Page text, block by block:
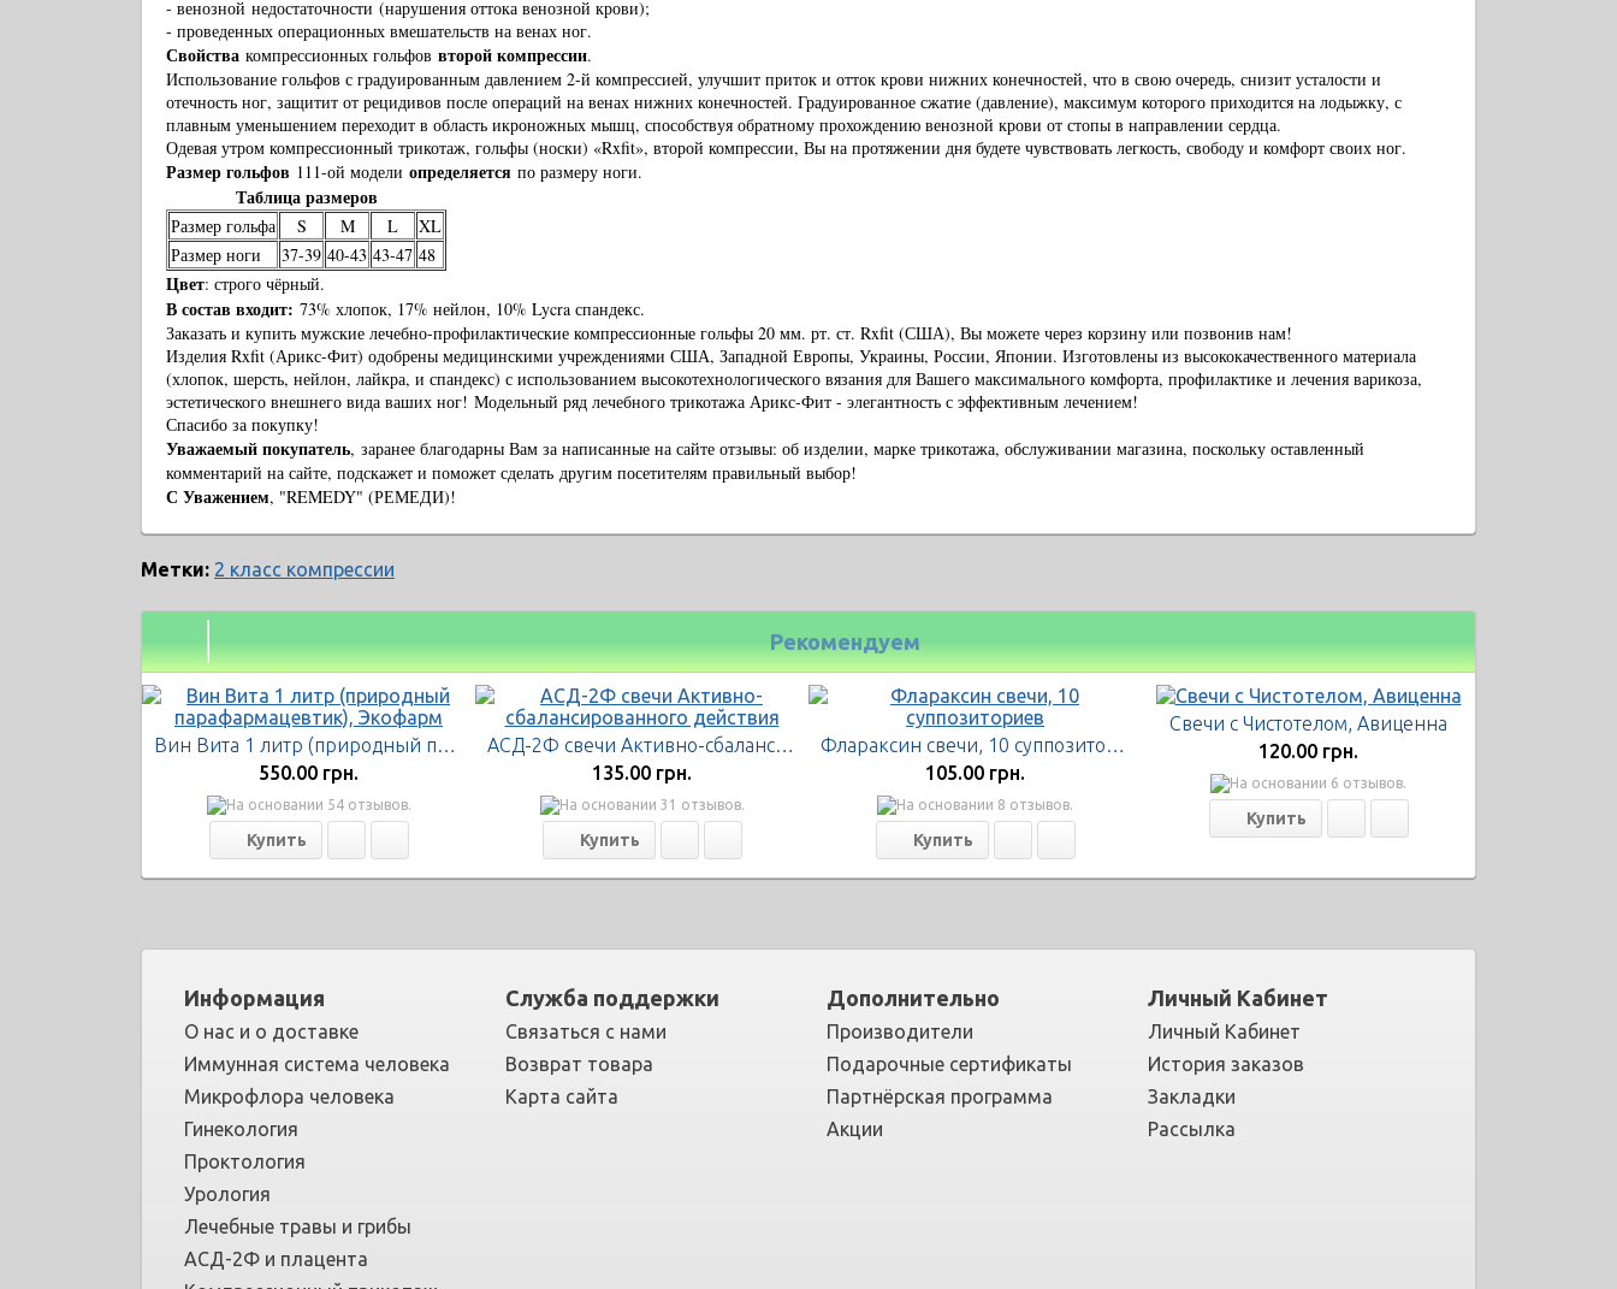
- венозной недостаточности (нарушения оттока венозной крови);
- проведенных операционных вмешательств на венах ног.
Свойства компрессионных гольфов второй компрессии.
Использование гольфов с градуированным давлением 2-й компрессией, улучшит приток и отток крови нижних конечностей, что в свою очередь, снизит усталости и
отечность ног, защитит от рецидивов после операций на венах нижних конечностей. Градуированное сжатие (давление), максимум которого приходится на лодыжку, с
плавным уменьшением переходит в область икроножных мышц, способствуя обратному прохождению венозной крови от стопы в направлении сердца.
Одевая утром компрессионный трикотаж, гольфы (носки) «Rxfit», второй компрессии, Вы на протяжении дня будете чувствовать легкость, свободу и комфорт своих ног.
Размер гольфов 111-ой модели определяется по размеру ноги.
Таблица размеров
Размер гольфа S M L
XL
Размер ноги
37-39 40-43 43-47 48
Цвет: строго чёрный.
В состав входит: 73% хлопок, 17% нейлон, 10% Lycra спандекс.
Заказать и купить мужские лечебно-профилактические компрессионные гольфы 20 мм. рт. ст. Rxfit (США), Вы можете через корзину или позвонив нам!
Изделия Rxfit (Арикс-Фит) одобрены медицинскими учреждениями США, Западной Европы, Украины, России, Японии. Изготовлены из высококачественного материала
(хлопок, шерсть, нейлон, лайкра, и спандекс) с использованием высокотехнологического вязания для Вашего максимального комфорта, профилактике и лечения варикоза,
эстетического внешнего вида ваших ног! Модельный ряд лечебного трикотажа Арикс-Фит - элегантность с эффективным лечением!
Спасибо за покупку!
Уважаемый покупатель, заранее благодарны Вам за написанные на сайте отзывы: об изделии, марке трикотажа, обслуживании магазина, поскольку оставленный
комментарий на сайте, подскажет и поможет сделать другим посетителям правильный выбор!
С Уважением, "REMEDY" (РЕМЕДИ)!
Метки: 2 класс компрессии
Рекомендуем
Вин Вита 1 литр (природный парафармацевтик), Экофарм
550.00 грн.
АСД-2Ф свечи Активно-сбалансированного действия
135.00 грн.
Флараксин свечи, 10 суппозиториев
105.00 грн.
Свечи с Чистотелом, Авиценна
120.00 грн.
Информация
О нас и о доставке
Иммунная система человека
Микрофлора человека
Гинекология
Проктология
Урология
Лечебные травы и грибы
АСД-2Ф и плацента
Служба поддержки
Связаться с нами
Возврат товара
Карта сайта
Дополнительно
Производители
Подарочные сертификаты
Партнёрская программа
Акции
Личный Кабинет
Личный Кабинет
История заказов
Закладки
Рассылка